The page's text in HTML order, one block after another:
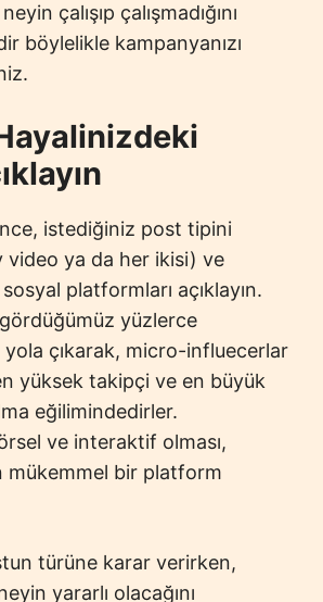
çalışıp çalışmadığını
böylelikle kampanyanızı
istediğiniz post tipini
video ya da her ikisi) ve
platformları açıklayın.
yüzlerce
çıkarak, micro-influecerlar
yüksek takipçi ve en büyük
eğilimindedirler.
ve interaktif olması,
mükemmel bir platform
türüne karar verirken,
yararlı olacağını